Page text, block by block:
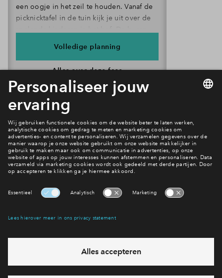
een oogje in het zeil te houden. Vanaf de
picknicktafel in de tuin kijk je uit over de
soms spontaan eten. Dat is wonen in
Spiegelhof in De Waalhoven.
Volledige planning
Alles over deze fase
Hiermee blijf je op de hoogte van het belangrijkste nieuws en
Ja, ik wil mij aanmelden
Heb je een vraag en wil je direct antwoord? Bel ons op088